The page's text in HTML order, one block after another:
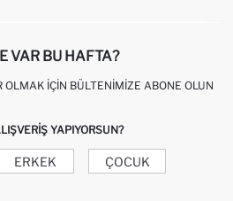
VAR BU HAFTA?
OLMAK İÇIN BÜLTENIMIZE ABONE OLUN
YAPIYORSUN?
ERKEK ÇOCUK